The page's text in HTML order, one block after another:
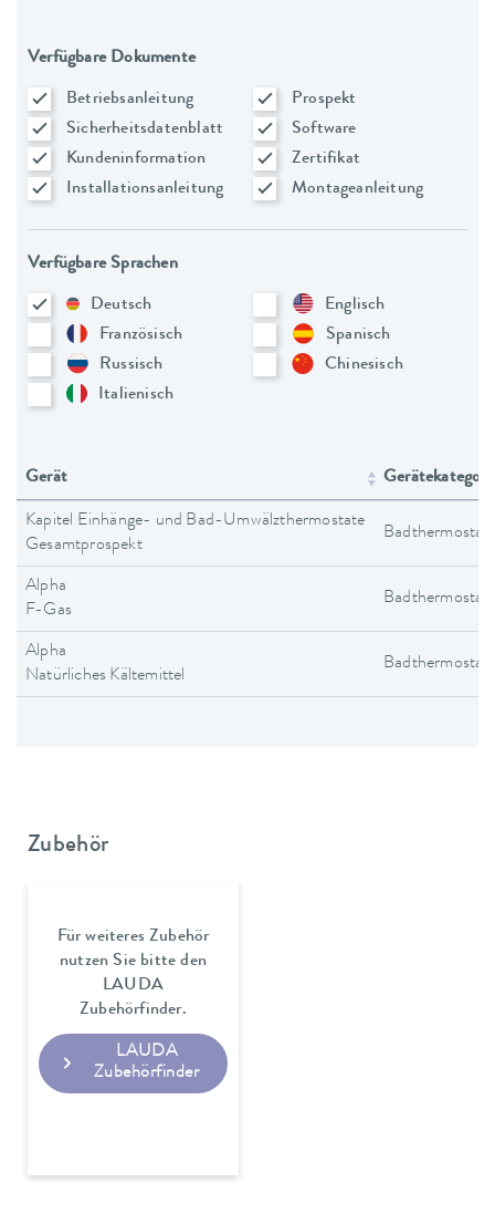
Verfügbare Dokumente
Betriebsanleitung
Prospekt
Sicherheitsdatenblatt
Software
Kundeninformation
Zertifikat
Installationsanleitung
Montageanleitung
Verfügbare Sprachen
Deutsch
Englisch
Französisch
Spanisch
Russisch
Chinesisch
Italienisch
Gerät
Kapitel Einhänge- und Bad-Umwälzthermostate
Gesamtprospekt
Alpha
F-Gas
Alpha
Natürliches Kältemittel
Zubehör
Für weiteres Zubehör
nutzen Sie bitte den
LAUDA
Zubehörfinder.
LAUDA
Zubehörfinder